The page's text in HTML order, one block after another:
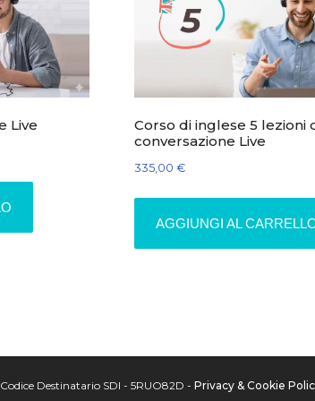
Live
Corso di inglese 5 lezioni
conversazione Live
335,00€
AGGIUNGI AL
Destinatario SDI - 5RUO82D - Privacy & Cookie